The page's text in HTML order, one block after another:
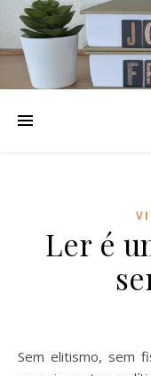
Ler é
Sem elitismo, sem fiscalizar gostos literários: A leitura e